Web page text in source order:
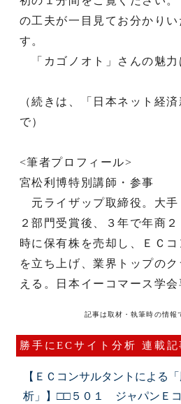
の工夫が一目見てお分かりい
す。
「カゴノオト」さんの魅力
（続きは、「日本ネット経
で）
<筆者プロフィール>
宮松利博特別講師・参事
元ライザップ取締役。大手
２部門受賞後、３年で年商
時に保有株を売却し、ＥＣ
を立ち上げ、業界トップの
える。日本イーコマース学会
記事は取材・執筆時の情報
勝手にECサイト分析 連載記
【ＥＣコンサルタントによる
析」】□□５０１ ジャパンＥ